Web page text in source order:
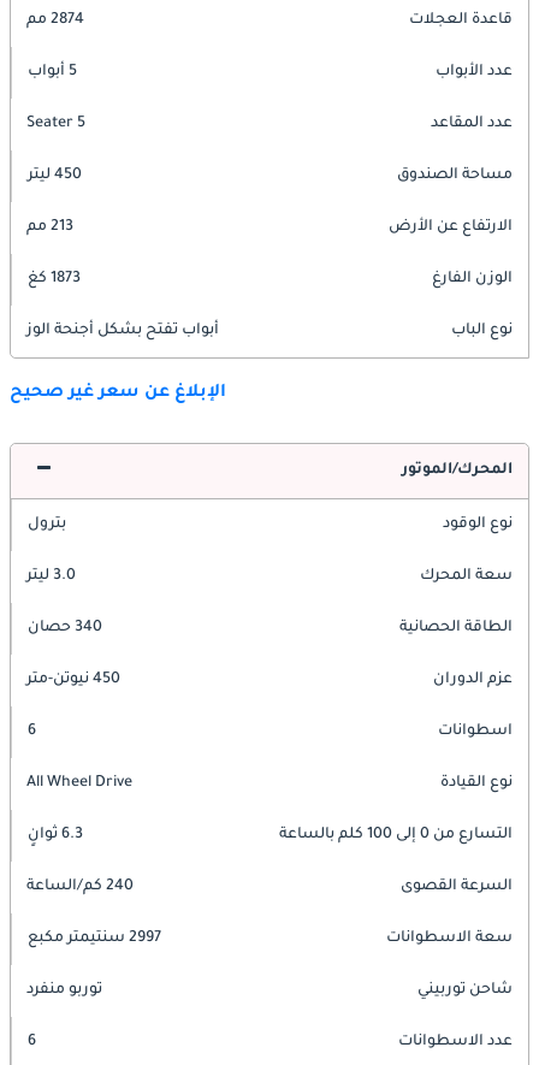
قاعدة العجلات 2874 مم
عدد الأبواب 5 أبواب
عدد المقاعد 5 Seater
مساحة الصندوق 450 ليتر
الارتفاع عن الأرض 213 مم
الوزن الفارغ 1873 كغ
نوع الباب أبواب تفتح بشكل أجنحة الوز
الإبلاغ عن سعر غير صحيح
المحرك/الموتور
نوع الوقود بترول
سعة المحرك 3.0 ليتر
الطاقة الحصانية 340 حصان
عزم الدوران 450 نيوتن-متر
اسطوانات 6
نوع القيادة All Wheel Drive
التسارع من 0 إلى 100 كلم بالساعة 6.3 ثوانٍ
السرعة القصوى 240 كم/الساعة
سعة الاسطوانات 2997 سنتيمتر مكبع
شاحن توربيني توربو منفرد
عدد الاسطوانات 6